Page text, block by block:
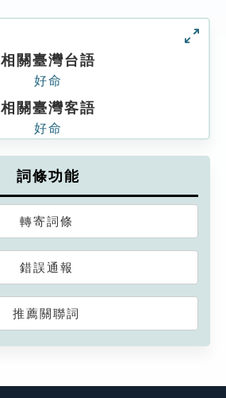
相關臺灣台語
好命
相關臺灣客語
好命
詞條功能
轉寄詞條
錯誤通報
推薦關聯詞